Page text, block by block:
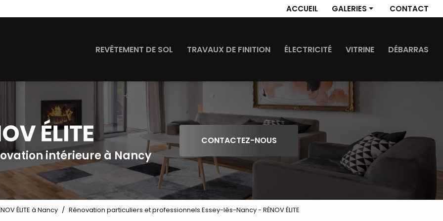
ACCUEIL
GALERIES
Travaux de finition
Débarras
CONTACT
REVÊTEMENT DE SOL TRAVAUX DE FINITION ÉLECTRICITÉ VITRINE DÉBARRAS
intérieure à Nancy
CONTACTEZ-NOUS
ÉLITE à Nancy
Rénovation particuliers et professionnels Essey-lès-Nancy - RÉNOV ÉLITE